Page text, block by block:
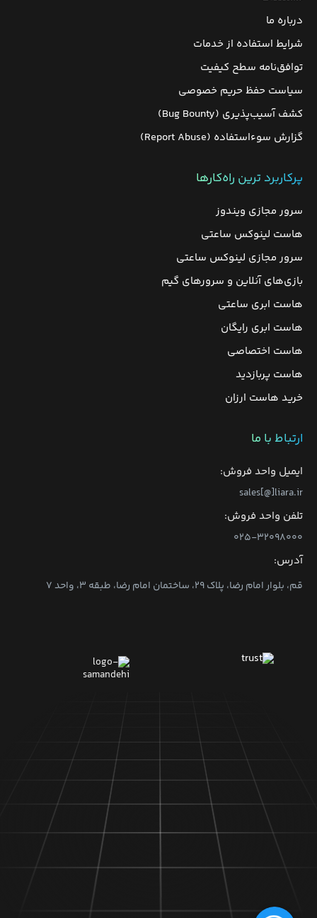
درباره ما
شرایط استفاده از خدمات
توافق‌نامه سطح کیفیت
سیاست حفظ حریم خصوصی
کشف آسیب‌پذیری (Bug Bounty)
گزارش سوءاستفاده (Report Abuse)
پرکاربرد ترین راه‌کارها
سرور مجازی ویندوز
هاست لینوکس ساعتی
سرور مجازی لینوکس ساعتی
بازی‌های آنلاین و سرورهای گیم
هاست ابری ساعتی
هاست ابری رایگان
هاست اختصاصی
هاست پربازدید
خرید هاست ارزان
ارتباط با ما
ایمیل واحد فروش:
sales[@]liara.ir
تلفن واحد فروش:
۰۲۵-۳۲۰۹۸۰۰۰
آدرس:
قم، بلوار امام رضا، پلاک ۲۹، ساختمان امام رضا، طبقه ۳، واحد ۷